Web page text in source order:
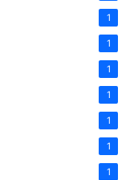
1
1
1
1
1
1
1